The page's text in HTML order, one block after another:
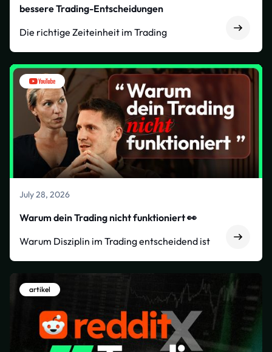
bessere Trading-Entscheidungen
Die richtige Zeiteinheit im Trading
July 28, 2026
Warum dein Trading nicht funktioniert 👀
Warum Disziplin im Trading entscheidend ist
artikel